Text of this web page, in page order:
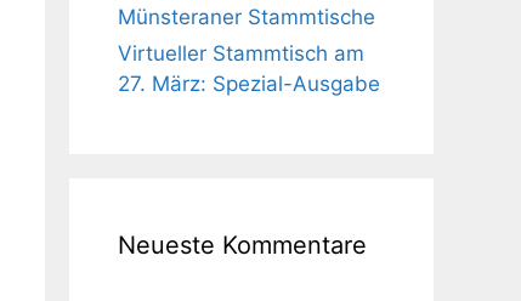
Münsteraner Stammtische
Virtueller Stammtisch am
27. März: Spezial-Ausgabe
Neueste Kommentare